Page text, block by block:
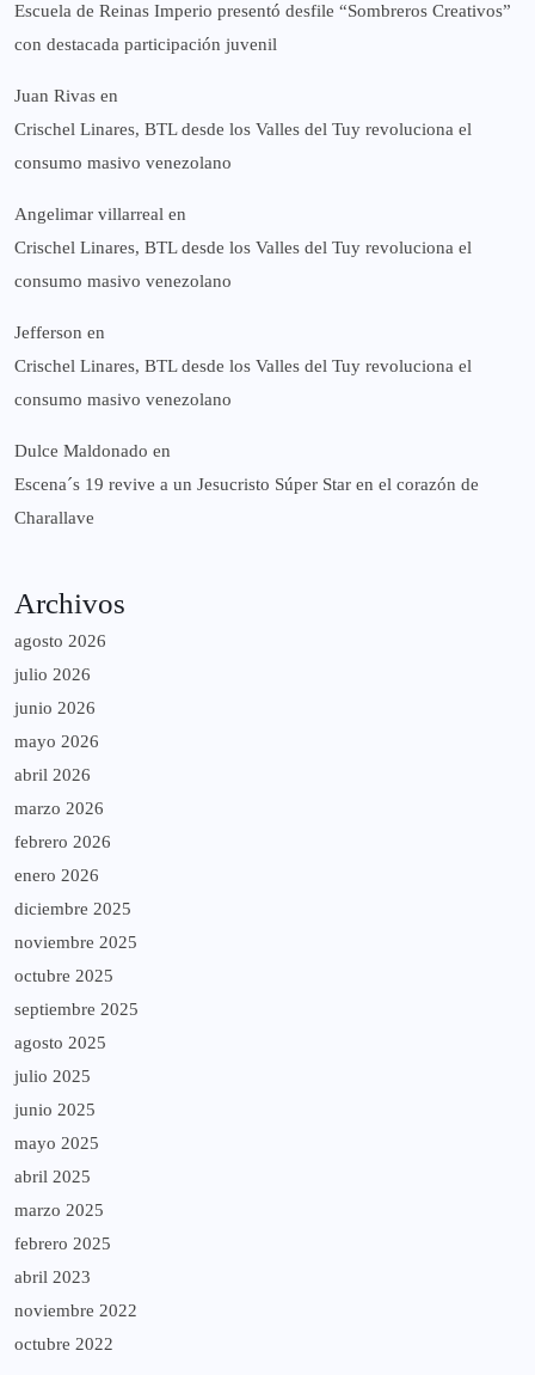
Escuela de Reinas Imperio presentó desfile “Sombreros Creativos”
con destacada participación juvenil
Juan Rivas en
Crischel Linares, BTL desde los Valles del Tuy revoluciona el
consumo masivo venezolano
Angelimar villarreal en
Crischel Linares, BTL desde los Valles del Tuy revoluciona el
consumo masivo venezolano
Jefferson en
Crischel Linares, BTL desde los Valles del Tuy revoluciona el
consumo masivo venezolano
Dulce Maldonado en
Escena´s 19 revive a un Jesucristo Súper Star en el corazón de
Charallave
Archivos
agosto 2026
julio 2026
junio 2026
mayo 2026
abril 2026
marzo 2026
febrero 2026
enero 2026
diciembre 2025
noviembre 2025
octubre 2025
septiembre 2025
agosto 2025
julio 2025
junio 2025
mayo 2025
abril 2025
marzo 2025
febrero 2025
abril 2023
noviembre 2022
octubre 2022